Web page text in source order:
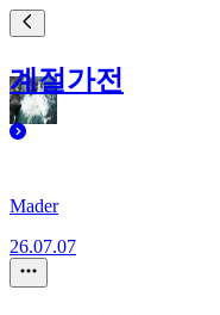
계절가전
Mader
26.07.07